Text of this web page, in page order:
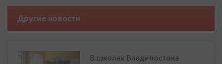
Другие новости
В школах Владивостока